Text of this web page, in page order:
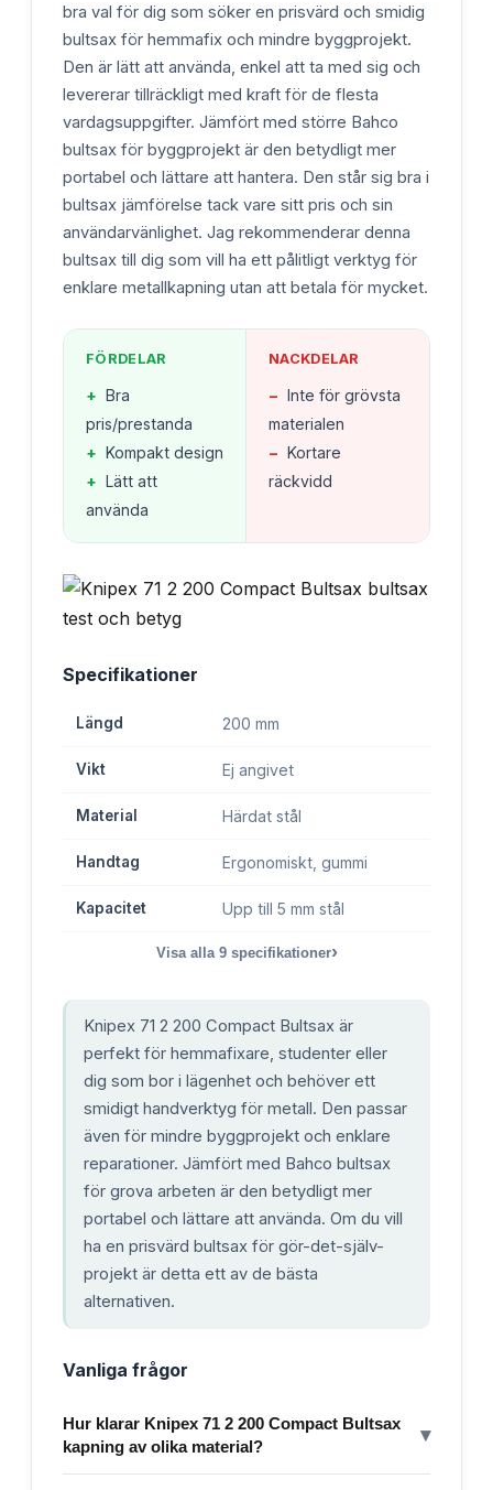
bra val för dig som söker en prisvärd och smidig
bultsax för hemmafix och mindre byggprojekt.
Den är lätt att använda, enkel att ta med sig och
levererar tillräckligt med kraft för de flesta
vardagsuppgifter. Jämfört med större Bahco
bultsax för byggprojekt är den betydligt mer
portabel och lättare att hantera. Den står sig bra i
bultsax jämförelse tack vare sitt pris och sin
användarvänlighet. Jag rekommenderar denna
bultsax till dig som vill ha ett pålitligt verktyg för
enklare metallkapning utan att betala för mycket.
FÖRDELAR
+ Bra
pris/prestanda
+ Kompakt design
+ Lätt att
använda
NACKDELAR
− Inte för grövsta
materialen
− Kortare
räckvidd
Specifikationer
Längd 200 mm
Vikt Ej angivet
Material Härdat stål
Handtag Ergonomiskt, gummi
Kapacitet Upp till 5 mm stål
Visa alla 9specifikationer›
Knipex 71 2 200 Compact Bultsax är
perfekt för hemmafixare, studenter eller
dig som bor i lägenhet och behöver ett
smidigt handverktyg för metall. Den passar
även för mindre byggprojekt och enklare
reparationer. Jämfört med Bahco bultsax
för grova arbeten är den betydligt mer
portabel och lättare att använda. Om du vill
ha en prisvärd bultsax för gör-det-själv-
projekt är detta ett av de bästa
alternativen.
Vanliga frågor
Hur klarar Knipex 71 2 200 Compact Bultsax
kapning av olika material?
▾